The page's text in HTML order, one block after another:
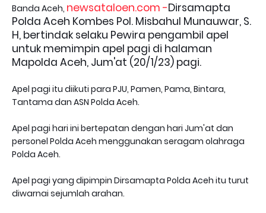
Banda Aceh, newsataloen.com -Dirsamapta
Polda Aceh Kombes Pol. Misbahul Munauwar, S.
H, bertindak selaku Pewira pengambil apel
untuk memimpin apel pagi di halaman
Mapolda Aceh, Jum'at (20/1/23) pagi.
Apel pagi itu diikuti para PJU, Pamen, Pama, Bintara,
Tantama dan ASN Polda Aceh.
Apel pagi hari ini bertepatan dengan hari Jum'at dan
personel Polda Aceh menggunakan seragam olahraga
Polda Aceh.
Apel pagi yang dipimpin Dirsamapta Polda Aceh itu turut
diwarnai sejumlah arahan.